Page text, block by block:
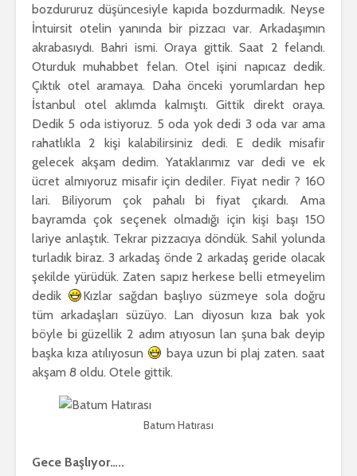
bozdururuz düşüncesiyle kapıda bozdurmadık. Neyse
İntuirsit otelin yanında bir pizzacı var. Arkadaşımın
akrabasıydı. Bahri ismi. Oraya gittik. Saat 2 felandı.
Oturduk muhabbet felan. Otel işini napıcaz dedik.
Çıktık otel aramaya. Daha önceki yorumlardan hep
İstanbul otel aklımda kalmıştı. Gittik direkt oraya.
Dedik 5 oda istiyoruz. 5 oda yok dedi 3 oda var ama
rahatlıkla 2 kişi kalabilirsiniz dedi. E dedik misafir
gelecek akşam dedim. Yataklarımız var dedi ve ek
ücret almıyoruz misafir için dediler. Fiyat nedir ? 160
lari. Biliyorum çok pahalı bi fiyat çıkardı. Ama
bayramda çok seçenek olmadığı için kişi başı 150
lariye anlaştık. Tekrar pizzacıya döndük. Sahil yolunda
turladık biraz. 3 arkadaş önde 2 arkadaş geride olacak
şekilde yürüdük. Zaten sapız herkese belli etmeyelim
dedik
Kızlar sağdan başlıyo süzmeye sola doğru
tüm arkadaşları süzüyo. Lan diyosun kıza bak yok
böyle bi güzellik 2 adım atıyosun lan şuna bak deyip
başka kıza atılıyosun
baya uzun bi plaj zaten. saat
akşam 8 oldu. Otele gittik.
Batum Hatırası
Gece Başlıyor…..